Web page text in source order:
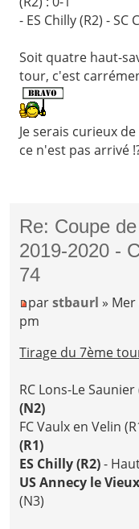
- ES Chilly (R2) - SC
Soit quatre haut-
tour, c'est
Je serais curieux
ce n'est pas arrivé
Re: Coupe
2019-2020 -
74
parstbaurl »
pm
Tirage du 7ème
RC Lons-Le Saunier
(N2)
FC Vaulx en Velin
(R1)
ES Chilly (R2)-
US Annecy le
(N3)